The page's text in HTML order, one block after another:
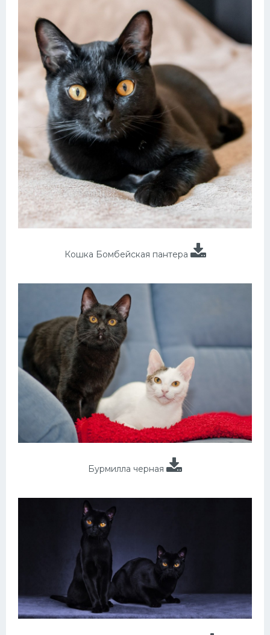
Кошка Бомбейская пантера
Бурмилла черная